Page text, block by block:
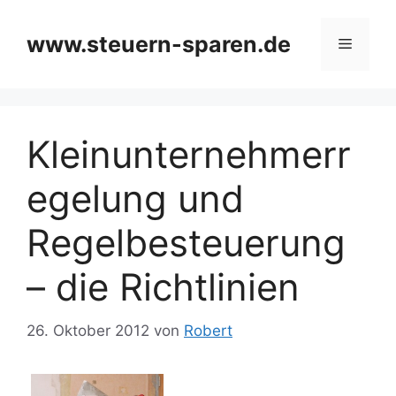
springen
www.steuern-sparen.de Menü
Kleinunternehmerr
egelung und
Regelbesteuerung
– die Richtlinien
26. Oktober 2012 von Robert